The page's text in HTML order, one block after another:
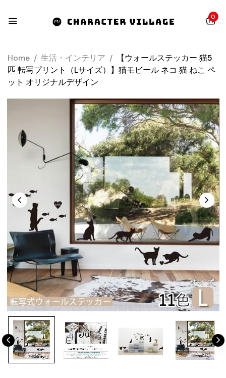
0
Home / 生活・インテリア /
【ウォールステッカー 猫5
匹 転写プリント（Lサイズ）】猫モビール ネコ 猫 ねこ ペ
ット オリジナルデザイン